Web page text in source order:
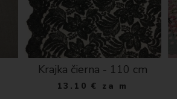
Krajka čierna - 110 cm
13.10 € za m